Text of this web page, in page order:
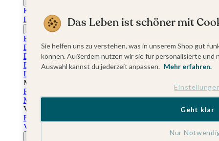
Einladungskarten Firmung
Dankeskarten Firmung
Jugendweihekarten
Einladungskarten Jugendweihe
Dankeskarten Jugendweihe
Einschulungskarten
Einladungskarten Einschulung
Danksagung Einschulung
Muttertag
Fotogeschenke Muttertag
Muttertagskarten
Vatertag
Fotogeschenke Vatertag
Vatertagskarten
Das Leben ist schöner mit
Sie helfen uns zu verstehen, was in unserem Shop gut
können. Außerdem nutzen wir sie für personalisierte
Auswahl kannst du jederzeit anpassen. Mehr erfahren.
Nur
Geht klar